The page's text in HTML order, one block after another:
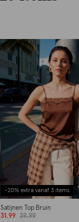
-20% extra vanaf 3 items
Satijnen Top Bruin
31.99
39.99